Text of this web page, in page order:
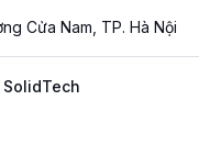
Cửa Nam, TP. Hà Nội